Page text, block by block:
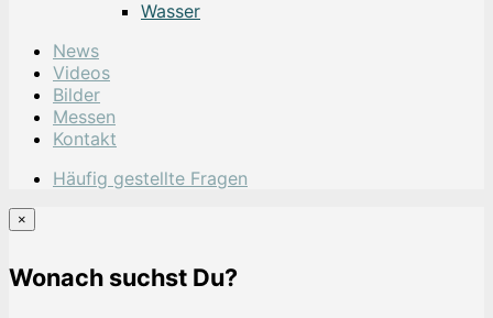
Wasser
News
Videos
Bilder
Messen
Kontakt
Häufig gestellte Fragen
×
Wonach suchst Du?